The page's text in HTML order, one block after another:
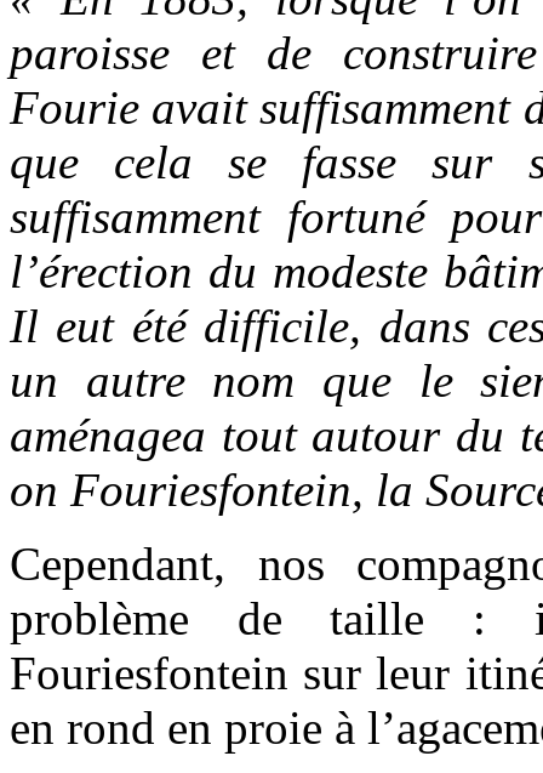
paroisse et de
Fourie avait suffisamment
que cela se fasse sur
suffisamment fortuné
l’érection du modeste
Il eut été difficile, dans
un autre nom que le
aménagea tout autour du
on Fouriesfontein, la
Cependant, nos
problème de taille :
Fouriesfontein sur leur
en rond en proie à